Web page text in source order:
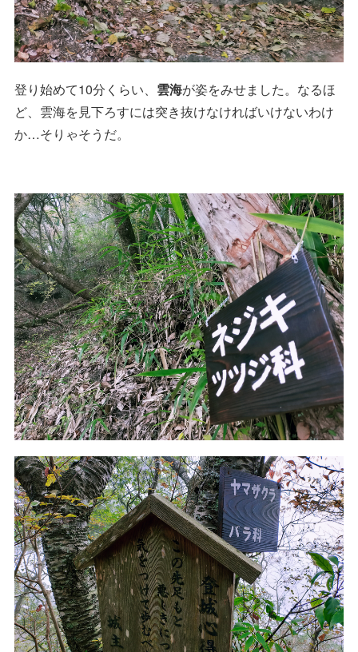
登り始めて10分くらい、 雲海が姿をみせました。なるほ
ど、雲海を見下ろすには突き抜けなければいけないわけ
か…そりゃそうだ。